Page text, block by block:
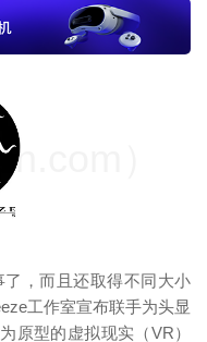
，而且还取得不同大小
工作室宣布联手为头显
原型的虚拟现实（VR）
）